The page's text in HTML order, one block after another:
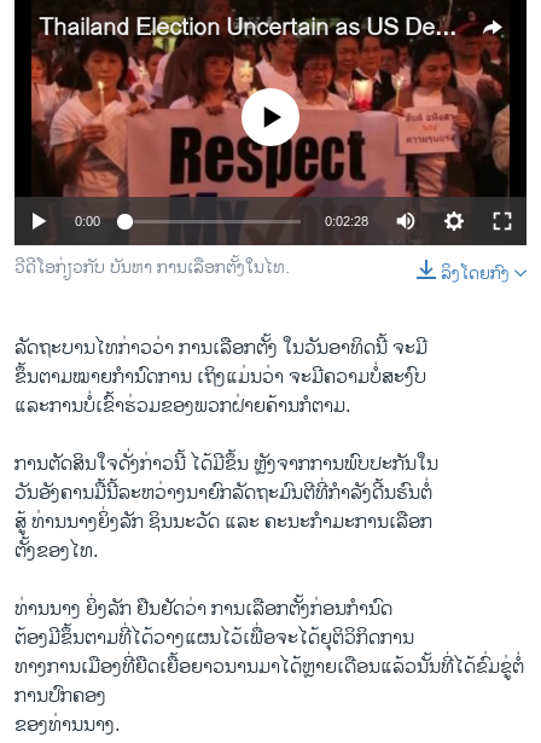
ເອເຊຍ
ອິດສະຫຼະພາບດ້ານການຂ່າວ
ຊີວິດຊາວລາວ
ຊຸມຊົນຊາວລາວ
ວິທະຍາສາດ-ເທັກໂນໂລຈີ
ທຸລະກິດ
ພາສາອັງກິດ
ສຽງ
ລາຍການກະຈາຍສຽງ
ລາຍງານ
ພາສາຕ່າງໆ
Thailand Election Uncertain as US Decries Vote-Blocking
No media source currently available
0:00 0:02:28
ລິງໂດຍກົງ
ວີດີໂອກ່ຽວກັບ ບັນຫາ ການເລືອກຕັ້ງໃນໄທ.
ລັດຖະບານໄທກ່າວວ່າ ການເລືອກຕັ້ງ ໃນວັນອາທິດນີ້ ຈະມີ
ຂຶ້ນຕາມໝາຍກໍານົດການ ເຖິງແມ່ນວ່າ ຈະມີຄວາມບໍ່ສະງົບ
ແລະການບໍ່ເຂົ້າຮ່ວມຂອງພວກຝ່າຍຄ້ານກໍຕາມ.
ການຕັດສິນໃຈດັ່ງກ່າວນີ້ ໄດ້ມີຂຶ້ນ ຫຼັງຈາກການພົບປະກັນໃນ
ວັນອັງຄານມື້ນີ້ລະຫວ່າງນາຍົກລັດຖະມົນຕີທີ່ກໍາລັງດີ້ນຮົນຕໍ່
ສູ້ ທ່ານນາງຍິ່ງລັກ ຊິນນະ​ວັດ ແລະ ຄະນະກໍາມະການເລືອກ
ຕັ້ງຂອງໄທ.
ທ່ານນາງ ຍິ່ງລັກ ຢືນຢັດວ່າ ການເລືອກຕັ້ງກ່ອນກຳນົດ
ຕ້ອງມີຂຶ້ນຕາມທີ່ໄດ້ວາງແຜນໄວ້ເພື່ອຈະໄດ້ຍຸຕິວິກິດການ
ທາງການເມືອງທີ່ຍືດເຍື້ອຍາວນານມາໄດ້ຫຼາຍເດືອນແລ້ວນັ້ນທີ່ໄດ້ຂົ່ມຂູ່ຕໍ່
ການປົກຄອງ
ຂອງທ່ານນາງ.